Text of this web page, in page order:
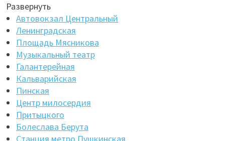
Развернуть
Автовокзал Центральный
Ленинградская
Площадь Мясникова
Музыкальный театр
Галантерейная
Кальварийская
Пинская
Центр милосердия
Притыцкого
Болеслава Берута